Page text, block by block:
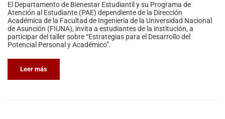
El Departamento de Bienestar Estudiantil y su Programa de
Atención al Estudiante (PAE) dependiente de la Dirección
Académica de la Facultad de Ingeniería de la Universidad Nacional
de Asunción (FIUNA), invita a estudiantes de la institución, a
participar del taller sobre “Estrategias para el Desarrollo del
Potencial Personal y Académico”.
Leer más